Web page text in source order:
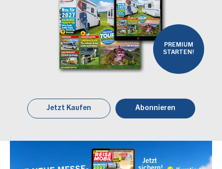
PREMIUM
STARTEN!
Jetzt Kaufen Abonnieren